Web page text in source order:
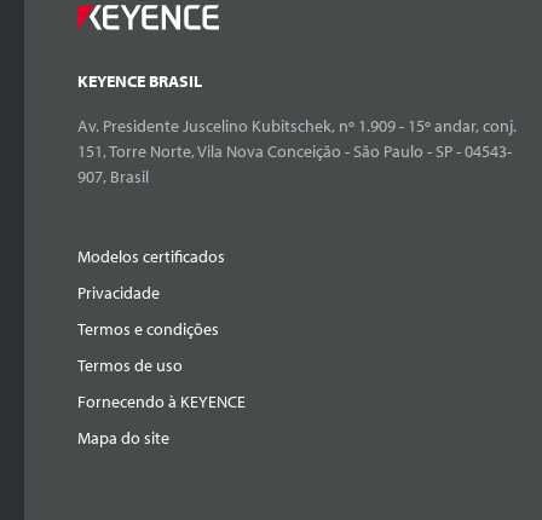
KEYENCE BRASIL
Av. Presidente Juscelino Kubitschek, nº 1.909 - 15º andar, conj.
151, Torre Norte, Vila Nova Conceição - São Paulo - SP - 04543-
907, Brasil
Modelos certificados
Privacidade
Termos e condições
Termos de uso
Fornecendo à KEYENCE
Mapa do site